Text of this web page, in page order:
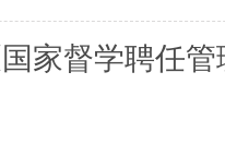
家督学聘任